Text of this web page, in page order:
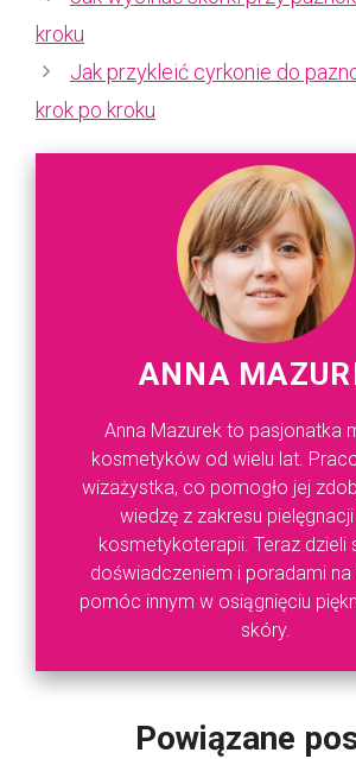
kroku
Jak przykleić cyrkonie do
krok po kroku
ANNA
Anna Mazurek to pasjonatka
kosmetyków od wielu lat.
wizażystka, co pomogło jej
wiedzę z zakresu
kosmetykoterapii. Teraz dzieli
doświadczeniem i poradami na
pomóc innym w osiągnięciu
skóry.
Powiązane